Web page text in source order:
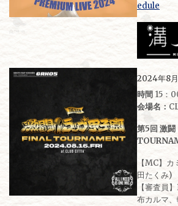
edule
2024年8
時間 15：
会場名：
第5回 激
【MC】
田たくみ)
【審査員
布カルマ